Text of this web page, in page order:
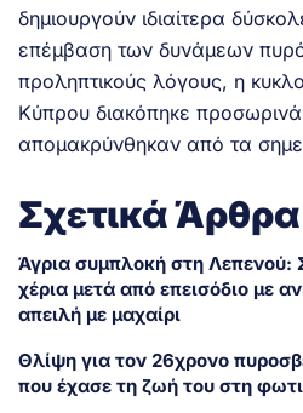
δημιουργούν ιδιαίτερα
επέμβαση των δυνάμεων
προληπτικούς λόγους, η
Κύπρου διακόπηκε
απομακρύνθηκαν από τα
Σχετικά Άρθρα
Άγρια συμπλοκή στη Λεπενού:
χέρια μετά από επεισόδιο με
απειλή με μαχαίρι
Θλίψη για τον 26χρονο
που έχασε τη ζωή του στη